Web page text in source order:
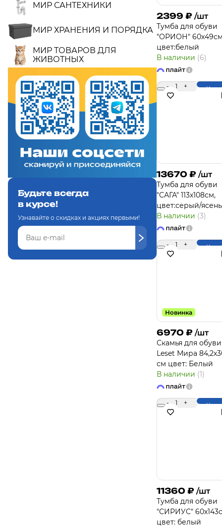
МИР САНТЕХНИКИ
МИР ХРАНЕНИЯ И ПОРЯДКА
МИР ТОВАРОВ ДЛЯ
ЖИВОТНЫХ
Будьте всегда
в курсе!
Узнавайте о скидках и акциях первыми!
2399 ₽ /шт
Тумба для обуви
"ОРИОН"
цвет:белый
В наличии (6)
- 1 +
13670 ₽ /шт
Тумба для обуви
"САГА" 113х108см,
цвет:серый/ясень
В наличии (3)
- 1 +
Новинка
6970 ₽ /шт
Скамья для обуви
Leset Мира
см цвет: Белый
В наличии (1)
- 1 +
11360 ₽ /шт
Тумба для обуви
"СИРИУС"
цвет: белый